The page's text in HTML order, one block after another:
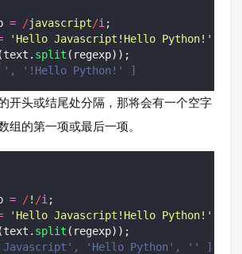
= /javascript/i ;
' Hello Javascript!Hello Python! '
(text. split (regexp));
'!Hello Python!' ]
开头或结尾处分隔，那将会有一个空字
组的第一项或最后一项。
= /! /i ;
' Hello Javascript!Hello Python! '
(text. split (regexp));
'Hello Python', '' ]